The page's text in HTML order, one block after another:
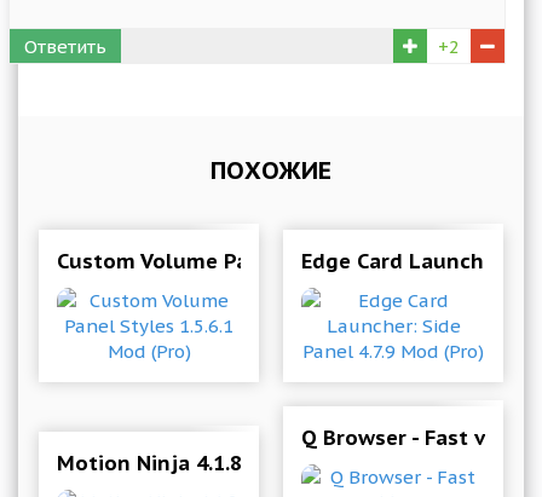
Ответить +2
ПОХОЖИЕ
Custom Volume Panel Styles 1.5.6.1 Mod (Pro)
Edge Card Launcher:
Motion Ninja 4.1.8 Mod (Pro)
Q Browser - Fast